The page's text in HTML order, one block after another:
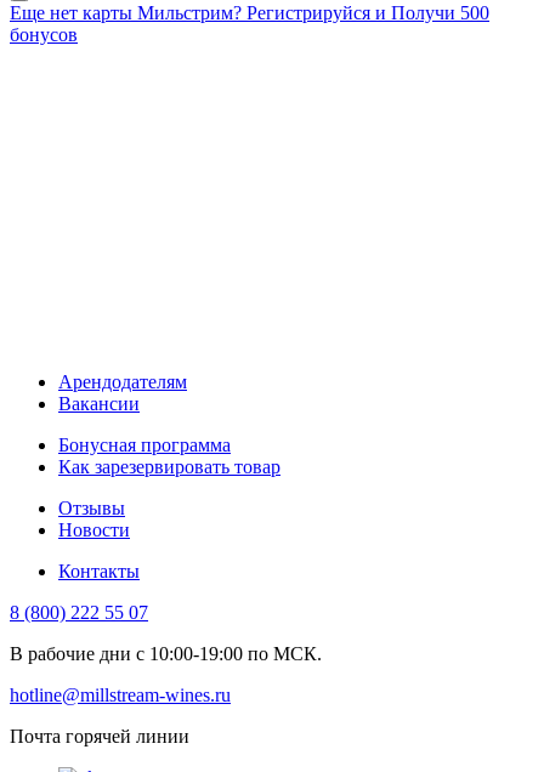
Еще нет карты Мильстрим? Регистрируйся и Получи 500
бонусов
Арендодателям
Вакансии
Бонусная программа
Как зарезервировать товар
Отзывы
Новости
Контакты
8 (800) 222 55 07
В рабочие дни с 10:00-19:00 по МСК.
hotline@millstream-wines.ru
Почта горячей линии